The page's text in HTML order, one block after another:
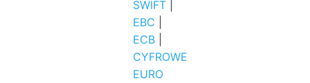
SWIFT
EBC
ECB
CYFROWE
EURO